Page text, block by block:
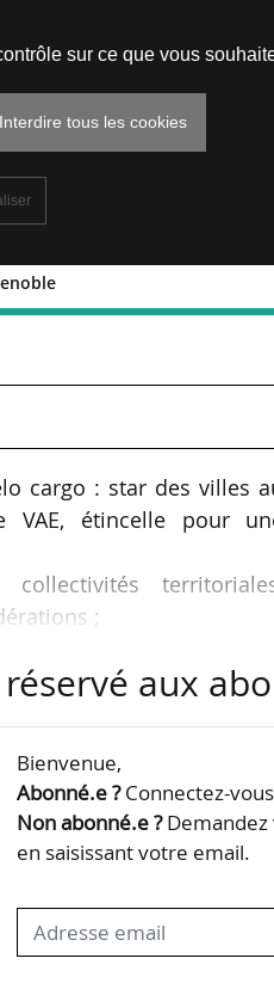
le 19/10/2022 à
cargo : star des villes
étincelle pour
;
par Outdoor
dont 660 000 VAE. Si le
Les professionnels du
»
aux
Bienvenue,
Abonné.e ?Connectez-
Non abonné.e ?Demandez
en saisissant votre email.
sur ce que vous
tous les cookies